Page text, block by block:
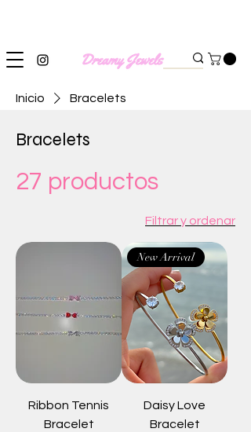
Inicio Bracelets
Bracelets
27 productos
Filtrar y ordenar
Ribbon Tennis
Bracelet
New Arrival
Daisy Love
Bracelet